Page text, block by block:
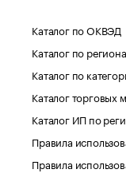
Каталог по ОКВЭД
Каталог по
Каталог по
Каталог торговых
Каталог ИП по
Правила
Правила